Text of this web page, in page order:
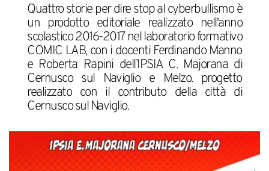
Quattro storie per dire stop al cyberbullismo è
un prodotto editoriale realizzato nell'anno
scolastico 2016-2017 nel laboratorio formativo
COMIC LAB, con i docenti Ferdinando Manno
e Roberta Rapini dell’IPSIA C. Majorana di
Cernusco sul Naviglio e Melzo. progetto
realizzato con il contributo della città di
Cernusco sul Naviglio.